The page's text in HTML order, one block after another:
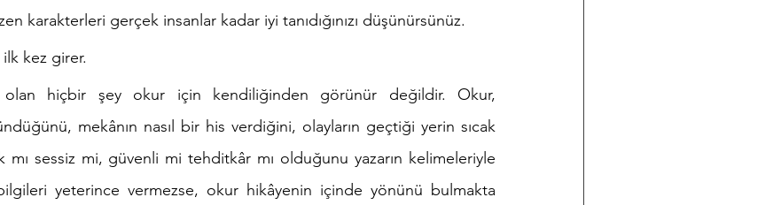
karakterleri gerçek insanlar kadar iyi tanıdığınızı düşünürsünüz.
kez girer.
olan hiçbir şey okur için kendiliğinden görünür değildir. Okur,
mekânın nasıl bir his verdiğini, olayların geçtiği yerin sıcak
mı sessiz mi, güvenli mi tehditkâr mı olduğunu yazarın kelimeleriyle
yeterince vermezse, okur hikâyenin içinde yönünü bulmakta